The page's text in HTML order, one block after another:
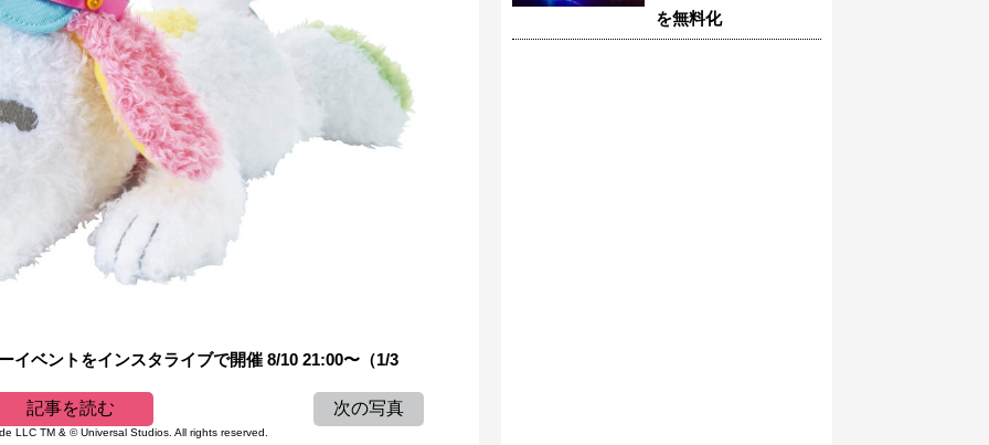
イベントをインスタライブで開催 8/10 21:00〜（1/3
記事を読む 次の写真
LLC TM & © Universal Studios. All rights reserved.
を無料化